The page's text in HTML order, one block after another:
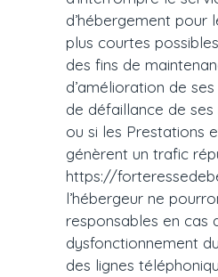
d’hébergement pour
plus courtes
des fins de
d’amélioration de
de défaillance de
ou si les Prestations
génèrent un trafic
https://
l’hébergeur ne
responsables en cas
dysfonctionnement
des lignes